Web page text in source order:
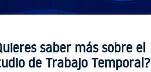
saber más sobre el
de Trabajo Temporal?